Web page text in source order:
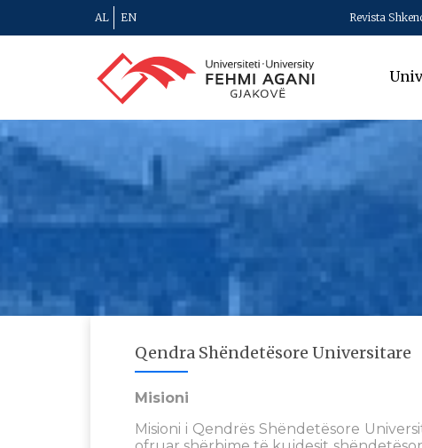
AL EN Revista
Qendra Shëndetësore Universitare
Misioni
Misioni i Qendrës Shëndetësore